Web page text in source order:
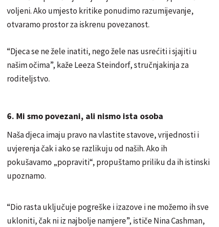
voljeni. Ako umjesto kritike ponudimo razumijevanje,
otvaramo prostor za iskrenu povezanost.
“Djeca se ne žele inatiti, nego žele nas usrećiti i sjajiti u
našim očima”, kaže Leeza Steindorf, stručnjakinja za
roditeljstvo.
6. Mi smo povezani, ali nismo ista osoba
Naša djeca imaju pravo na vlastite stavove, vrijednosti i
uvjerenja čak i ako se razlikuju od naših. Ako ih
pokušavamo „popraviti“, propuštamo priliku da ih istinski
upoznamo.
“Dio rasta uključuje pogreške i izazove i ne možemo ih sve
ukloniti, čak ni iz najbolje namjere”, ističe Nina Cashman,